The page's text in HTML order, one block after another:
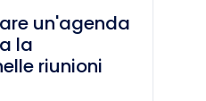
un'agenda
la
riunioni